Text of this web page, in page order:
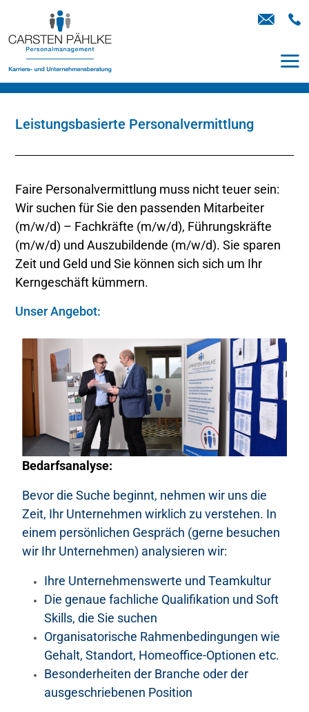
Leistungsbasierte Personalvermittlung
Faire Personalvermittlung muss nicht teuer sein:
Wir suchen für Sie den passenden Mitarbeiter
(m/w/d) – Fachkräfte (m/w/d), Führungskräfte
(m/w/d) und Auszubildende (m/w/d). Sie sparen
Zeit und Geld und Sie können sich sich um Ihr
Kerngeschäft kümmern.
Unser Angebot:
Bedarfsanalyse:
Bevor die Suche beginnt, nehmen wir uns die
Zeit, Ihr Unternehmen wirklich zu verstehen. In
einem persönlichen Gespräch (gerne besuchen
wir Ihr Unternehmen) analysieren wir:
Ihre Unternehmenswerte und Teamkultur
Die genaue fachliche Qualifikation und Soft
Skills, die Sie suchen
Organisatorische Rahmenbedingungen wie
Gehalt, Standort, Homeoffice-Optionen etc.
Besonderheiten der Branche oder der
ausgeschriebenen Position